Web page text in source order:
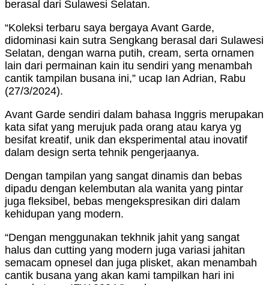
berasal dari Sulawesi Selatan.
“Koleksi terbaru saya bergaya Avant Garde,
didominasi kain sutra Sengkang berasal dari Sulawesi
Selatan, dengan warna putih, cream, serta ornamen
lain dari permainan kain itu sendiri yang menambah
cantik tampilan busana ini,” ucap Ian Adrian, Rabu
(27/3/2024).
Avant Garde sendiri dalam bahasa Inggris merupakan
kata sifat yang merujuk pada orang atau karya yg
besifat kreatif, unik dan eksperimental atau inovatif
dalam design serta tehnik pengerjaanya.
Dengan tampilan yang sangat dinamis dan bebas
dipadu dengan kelembutan ala wanita yang pintar
juga fleksibel, bebas mengekspresikan diri dalam
kehidupan yang modern.
“Dengan menggunakan tekhnik jahit yang sangat
halus dan cutting yang modern juga variasi jahitan
semacam opnesel dan juga plisket, akan menambah
cantik busana yang akan kami tampilkan hari ini